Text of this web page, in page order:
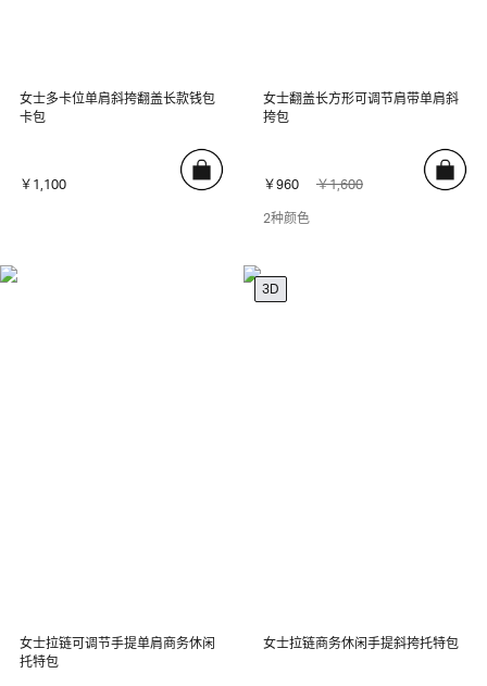
女士多卡位单肩斜挎翻盖长款钱包
卡包
￥1,100
女士翻盖长方形可调节肩带单肩斜
挎包
￥960
￥1,600
2种颜色
女士拉链可调节手提单肩商务休闲
托特包
3D
女士拉链商务休闲手提斜挎托特包